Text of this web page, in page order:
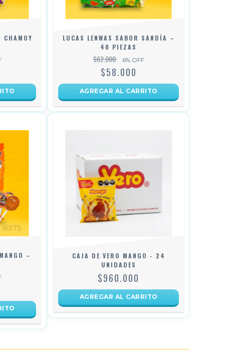
CHAMOY
LUCAS LENWAS SABOR SANDÍA –
40 PIEZAS
$62.000 6% OFF
$58.000
–
CAJA DE VERO MANGO - 24
UNIDADES
$960.000